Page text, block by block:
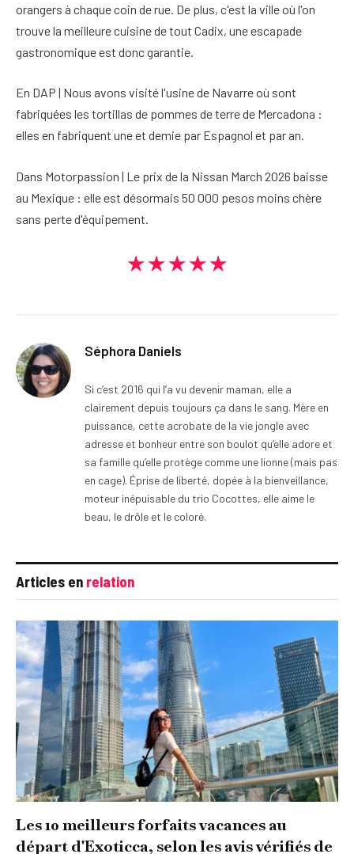
orangers à chaque coin de rue. De plus, c'est la ville où l'on
trouve la meilleure cuisine de tout Cadix, une escapade
gastronomique est donc garantie.
En DAP | Nous avons visité l'usine de Navarre où sont
fabriquées les tortillas de pommes de terre de Mercadona :
elles en fabriquent une et demie par Espagnol et par an.
Dans Motorpassion | Le prix de la Nissan March 2026 baisse
au Mexique : elle est désormais 50 000 pesos moins chère
sans perte d'équipement.
★★★★★
Séphora Daniels
Si c’est 2016 qui l’a vu devenir maman, elle a
clairement depuis toujours ça dans le sang. Mère en
puissance, cette acrobate de la vie jongle avec
adresse et bonheur entre son boulot qu’elle adore et
sa famille qu’elle protège comme une lionne (mais pas
en cage). Éprise de liberté, dopée à la bienveillance,
moteur inépuisable du trio Cocottes, elle aime le
beau, le drôle et le coloré.
Articles en relation
Les 10 meilleurs forfaits vacances au
départ d'Exoticca, selon les avis vérifiés de